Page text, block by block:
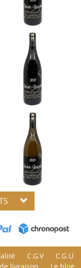
C.G.V
C.G.U